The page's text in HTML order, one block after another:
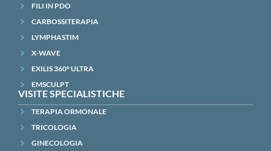
FILI IN PDO
CARBOSSITERAPIA
LYMPHASTIM
X-WAVE
EXILIS 360° ULTRA
EMSCULPT
VISITE SPECIALISTICHE
TERAPIA ORMONALE
TRICOLOGIA
GINECOLOGIA